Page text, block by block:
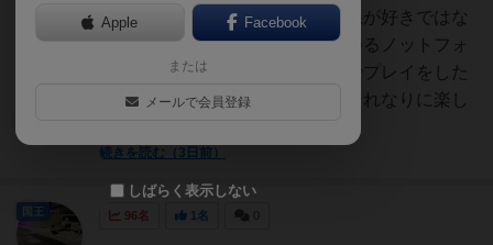
ようなゲーム。個人的に謎解き系が好きではな
いので自分には合わない、いわゆるノットフォ
ーミーのゲームだと分かった上でプレイをした
のですが探索や世界観だけでもそれなりに楽し
続きを読む（3日前）
96名 1名
国王
Apple Facebook
または
メールで会員登録
しばらく表示しない